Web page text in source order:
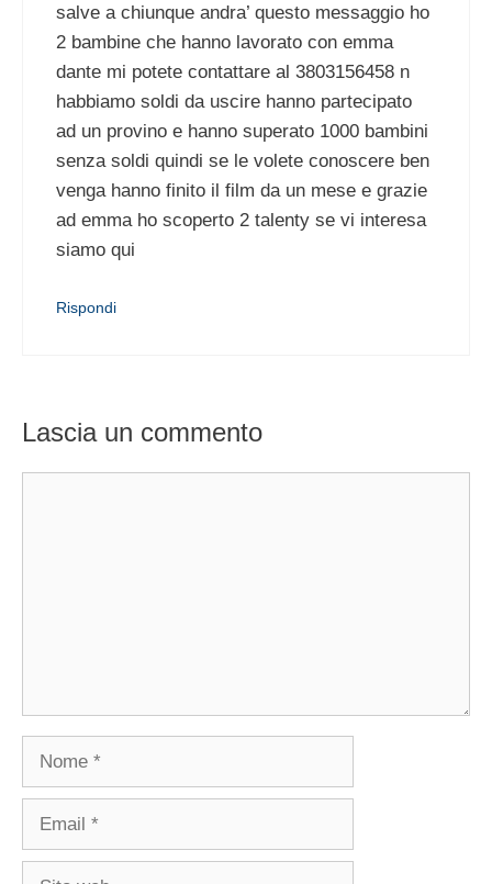
salve a chiunque andra’ questo messaggio ho
2 bambine che hanno lavorato con emma
dante mi potete contattare al 3803156458 n
habbiamo soldi da uscire hanno partecipato
ad un provino e hanno superato 1000 bambini
senza soldi quindi se le volete conoscere ben
venga hanno finito il film da un mese e grazie
ad emma ho scoperto 2 talenty se vi interesa
siamo qui
Rispondi
Lascia un commento
Nome
Email
Sito